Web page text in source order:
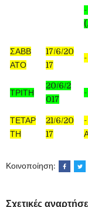
ΣΑΒΒ
ΑΤΟ
17/6/20
17
ΤΡΙΤΗ
20/6/2
017
ΤΕΤΑΡ
ΤΗ
21/6/20
17
Κοινοποίηση:
Σχετικές